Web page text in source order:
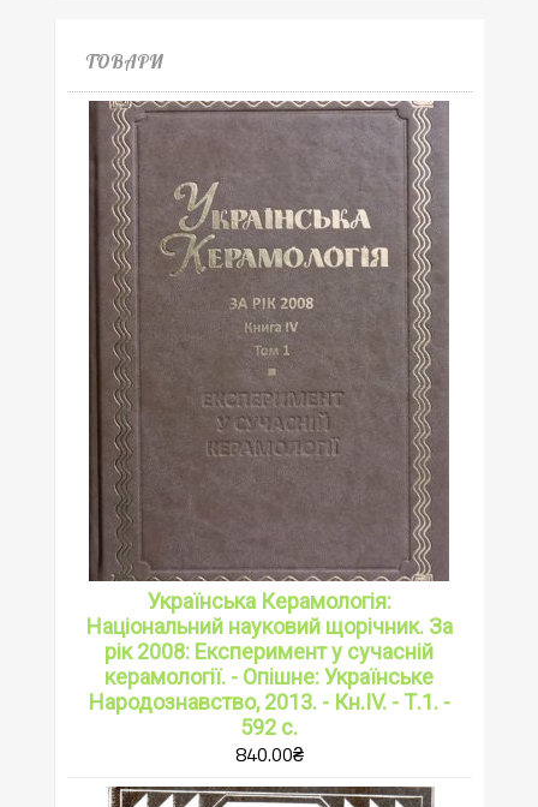
ТОВАРИ
Українська Керамологія:
Національний науковий щорічник. За
рік 2008: Експеримент у сучасній
керамології. - Опішне: Українське
Народознавство, 2013. - Кн.IV. - Т.1. -
592 с.
840.00₴